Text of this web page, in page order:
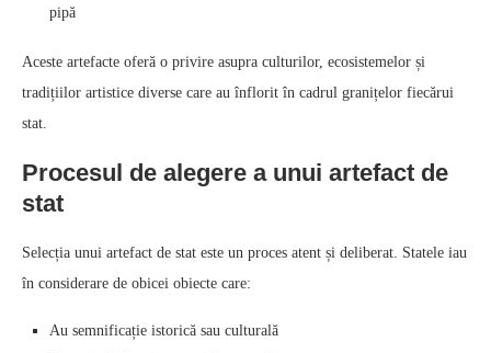
pipă
Aceste artefacte oferă o privire asupra culturilor, ecosistemelor și
tradițiilor artistice diverse care au înflorit în cadrul granițelor fiecărui
stat.
Procesul de alegere a unui artefact de
stat
Selecția unui artefact de stat este un proces atent și deliberat. Statele iau
în considerare de obicei obiecte care:
Au semnificație istorică sau culturală